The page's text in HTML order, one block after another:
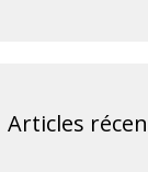
Articles